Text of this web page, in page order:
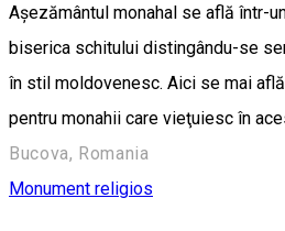
Aşezământul monahal se află într-
biserica schitului distingându-se
în stil moldovenesc. Aici se mai
pentru monahii care vieţuiesc în
Bucova, Romania
Monument religios